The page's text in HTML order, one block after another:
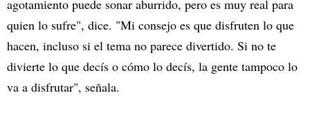
agotamiento puede sonar aburrido, pero es muy real para
quien lo sufre", dice. "Mi consejo es que disfruten lo que
hacen, incluso si el tema no parece divertido. Si no te
divierte lo que decís o cómo lo decís, la gente tampoco lo
va a disfrutar", señala.